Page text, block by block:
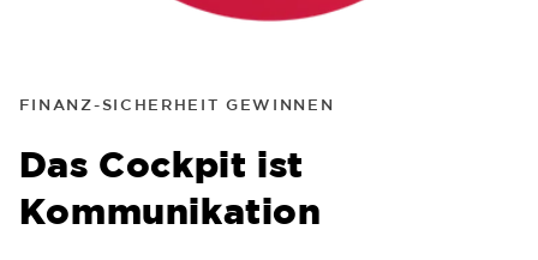
FINANZ-SICHERHEIT GEWINNEN
Das Cockpit ist
Kommunikation